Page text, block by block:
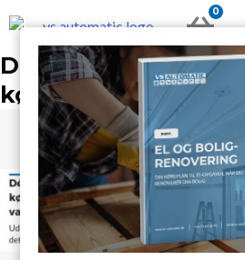
til
indholdet
0
Dét skal du også
kølemiddel i